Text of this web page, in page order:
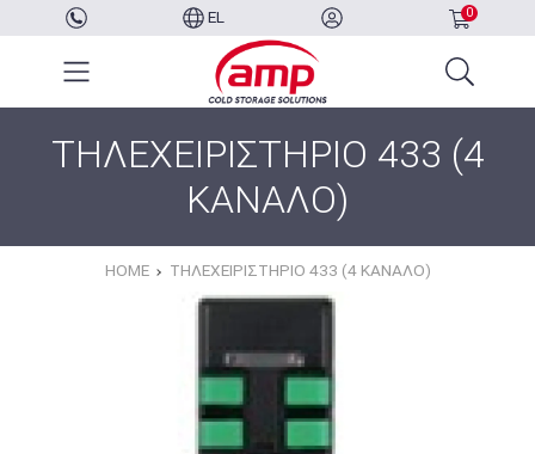
EL 0
ΤΗΛΕΧΕΙΡΙΣΤΗΡΙΟ 433 (4
ΚΑΝΑΛΟ)
HOME ΤΗΛΕΧΕΙΡΙΣΤΗΡΙΟ 433 (4 ΚΑΝΑΛΟ)